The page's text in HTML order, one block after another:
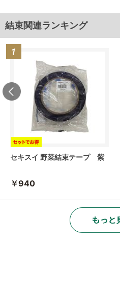
結束関連ランキング
セキスイ 野菜結束テープ 紫
￥940